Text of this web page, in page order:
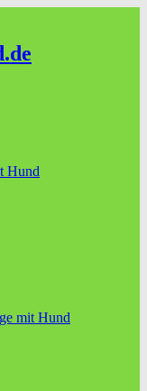
Hund
mit Hund